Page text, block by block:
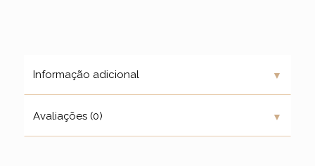
Informação adicional ▼
Avaliações (0) ▼